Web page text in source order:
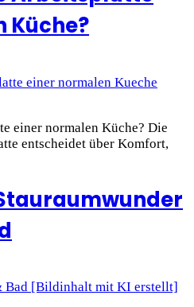
Küche?
einer normalen Küche? Die
entscheidet über Komfort,